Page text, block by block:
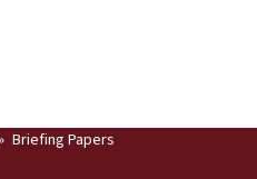
Briefing Papers